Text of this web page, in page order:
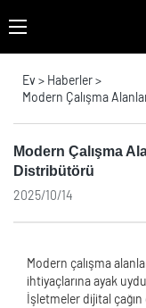
Ev > Haberler>
Modern Çalışma
Modern Çalışma
Distribütörü
2025/10/14
Modern çalışma
ihtiyaçlarına ayak
İşletmeler dijital